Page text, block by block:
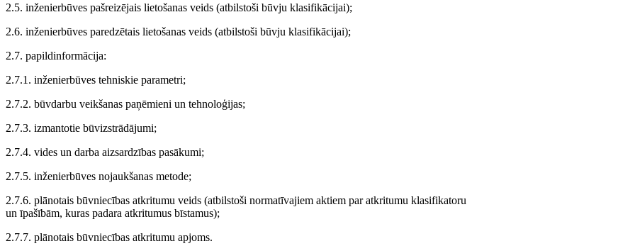
2.5. inženierbūves pašreizējais lietošanas veids (atbilstoši būvju klasifikācijai);
2.6. inženierbūves paredzētais lietošanas veids (atbilstoši būvju klasifikācijai);
2.7. papildinformācija:
2.7.1. inženierbūves tehniskie parametri;
2.7.2. būvdarbu veikšanas paņēmieni un tehnoloģijas;
2.7.3. izmantotie būvizstrādājumi;
2.7.4. vides un darba aizsardzības pasākumi;
2.7.5. inženierbūves nojaukšanas metode;
2.7.6. plānotais būvniecības atkritumu veids (atbilstoši normatīvajiem aktiem par atkritumu klasifikatoru
un īpašībām, kuras padara atkritumus bīstamus);
2.7.7. plānotais būvniecības atkritumu apjoms.